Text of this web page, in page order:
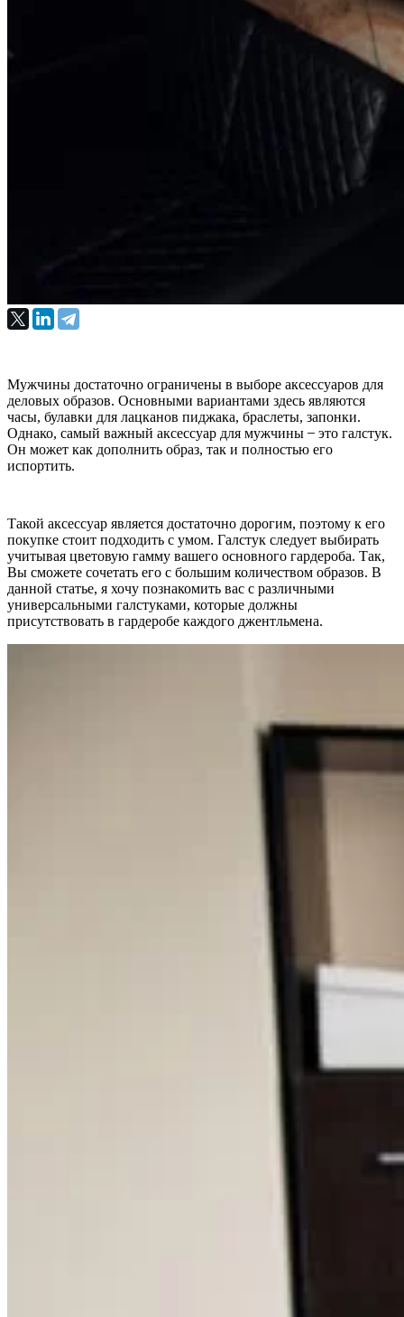
Мужчины достаточно ограничены в выборе аксессуаров для
деловых образов. Основными вариантами здесь являются
часы, булавки для лацканов пиджака, браслеты, запонки.
Однако, самый важный аксессуар для мужчины ̶ это галстук.
Он может как дополнить образ, так и полностью его
испортить.
Такой аксессуар является достаточно дорогим, поэтому к его
покупке стоит подходить с умом. Галстук следует выбирать
учитывая цветовую гамму вашего основного гардероба. Так,
Вы сможете сочетать его с большим количеством образов. В
данной статье, я хочу познакомить вас с различными
универсальными галстуками, которые должны
присутствовать в гардеробе каждого джентльмена.